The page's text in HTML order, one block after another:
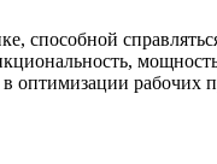
способной
оптимизации рабочих